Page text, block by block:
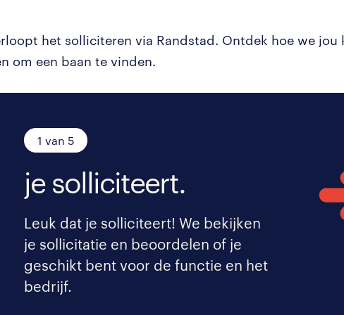
het solliciteren via Randstad. Ontdek hoe we jou
om een baan te vinden.
1 van 5
je solliciteert.
Leuk dat je solliciteert! We bekijken
je sollicitatie en beoordelen of je
geschikt bent voor de functie en het
bedrijf.